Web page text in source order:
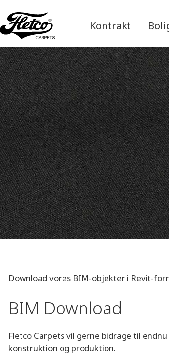
Kontrakt
Download vores BIM-objekter i Revit-
BIM Download
Fletco Carpets vil gerne bidrage til
konstruktion og produktion.